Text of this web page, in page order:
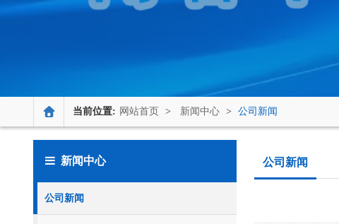
当前位置: 网站首页 > 新闻中心 > 公司新闻
新闻中心
公司新闻
公司新闻